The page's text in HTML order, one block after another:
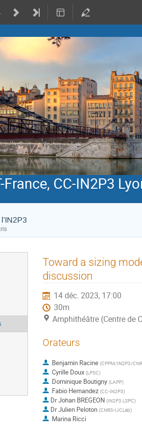
France, CC-IN2P3
Toward a sizing
discussion
14 déc. 2023, 17:00
30m
Amphithéâtre (Centre de
Orateurs
Benjamin Racine (CPPM/IN2P3/
Cyrille Doux (LPSC)
Dominique Boutigny (LAPP)
Fabio Hernandez (CC-IN2P3)
DrJohan BREGEON (IN2P3 LSPC)
DrJulien Peloton (CNRS-IJCLab)
Marina Ricci